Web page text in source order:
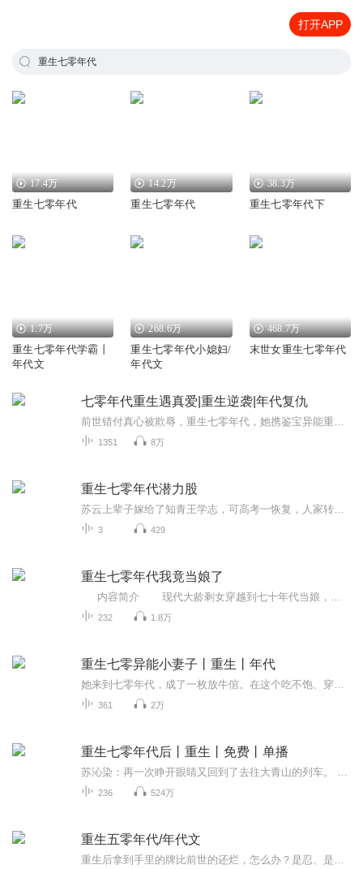
打开APP
重生七零年代
17.4万
重生七零年代
14.2万
重生七零年代
38.3万
重生七零年代下
1.7万
重生七零年代学霸丨
年代文
268.6万
重生七零年代小媳妇/
年代文
468.7万
末世女重生七零年代
七零年代重生遇真爱|重生逆袭|年代复仇
1351 8万
重生七零年代潜力股
3 429
重生七零年代我竟当娘了
232 1.8万
重生七零异能小妻子丨重生丨年代
361 2万
重生七零年代后丨重生丨免费丨单播
236 524万
重生五零年代/年代文